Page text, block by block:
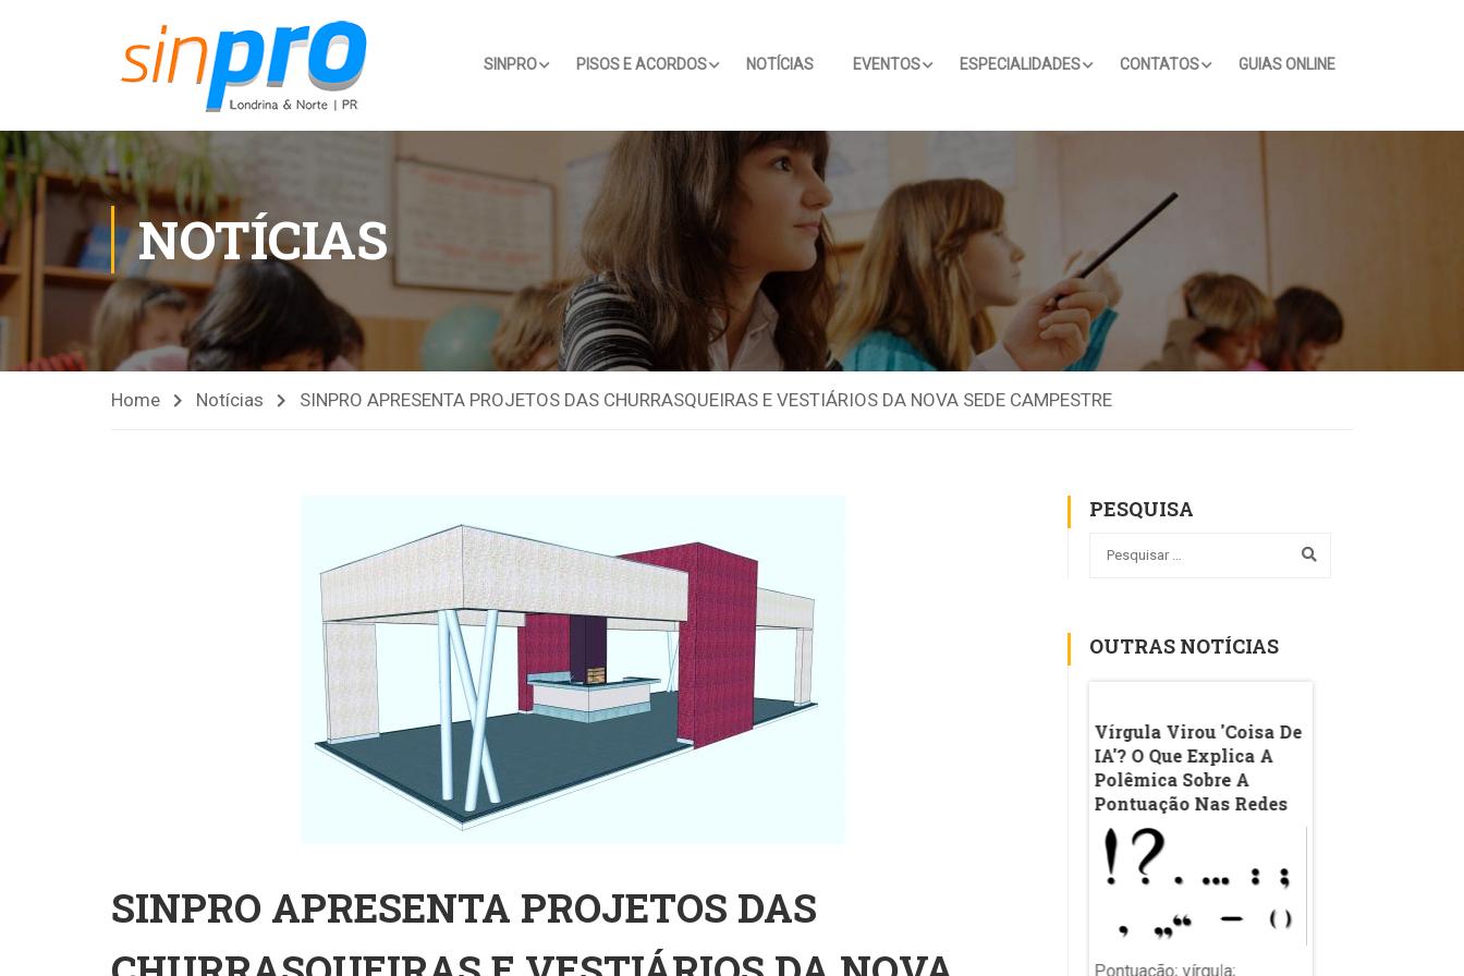
SINPRO PISOS E ACORDOS NOTÍCIAS EVENTOS ESPECIALIDADES CONTATOS GUIAS ONLINE
NOTÍCIAS
Home Notícias SINPRO APRESENTA PROJETOS DAS CHURRASQUEIRAS E VESTIÁRIOS DA NOVA SEDE CAMPESTRE
SINPRO APRESENTA PROJETOS DAS
PESQUISA
OUTRAS NOTÍCIAS
IA Nas Escolas: Uso De
Tecnologia Na Sala De
Vírgula Virou 'coisa De
IA'? O Que Explica A
Polêmica Sobre A
Pontuação Nas Redes
Pontuação; vírgula;